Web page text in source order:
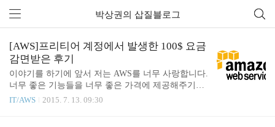
전체 글 (74)
박상권의 삽질블로그
[AWS]프리티어 계정에서 발생한 100$ 요금
감면받은 후기
이야기를 하기에 앞서 저는 AWS를 너무 사랑합니다.
너무 좋은 기능들을 너무 좋은 가격에 제공해주기도
하지만, 좋은 포럼 및 세션제공 그리고 대인배적인
IT/AWS 2015. 7. 13. 09:30